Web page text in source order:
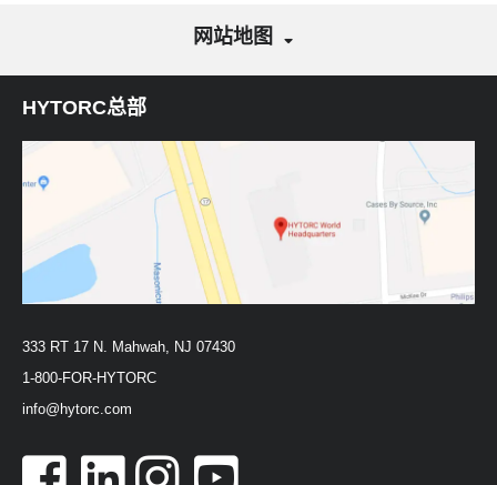
网站地图
HYTORC总部
333 RT 17 N. Mahwah, NJ 07430
1-800-FOR-HYTORC
info@hytorc.com